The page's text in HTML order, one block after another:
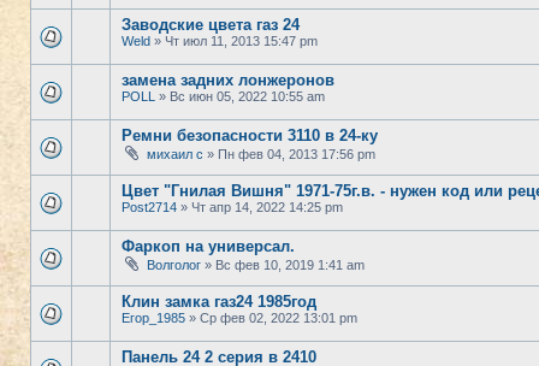
Заводские цвета газ 24
Weld » Чт июл 11, 2013 15:47 pm
замена задних лонжеронов
POLL » Вс июн 05, 2022 10:55 am
Ремни безопасности 3110 в 24-ку
михаил с » Пн фев 04, 2013 17:56 pm
Цвет "Гнилая Вишня" 1971-75г.в. - нужен код или
Post2714 » Чт апр 14, 2022 14:25 pm
Фаркоп на универсал.
Волголог » Вс фев 10, 2019 1:41 am
Клин замка газ24 1985год
Егор_1985 » Ср фев 02, 2022 13:01 pm
Панель 24 2 серия в 2410